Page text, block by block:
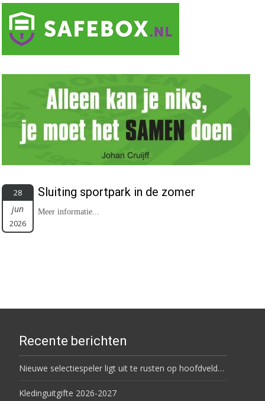
28
jun
2026
Sluiting sportpark in de zomer
Meer informatie...
Recente berichten
Nieuwe selectiespeler ligt uit te rusten op hoofdveld…
Kledinguitgifte 2026-2027